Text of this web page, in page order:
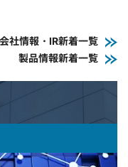
会社情報・IR新着一覧
製品情報新着一覧